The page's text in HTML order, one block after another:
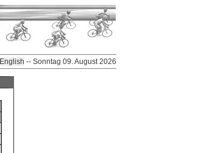
English -- Sonntag 09. August 2026